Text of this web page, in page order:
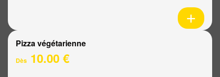
Pizza végétarienne
Dès 10.00 €